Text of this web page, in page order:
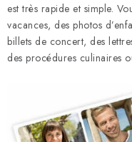
est très rapide et simple.
vacances, des photos
billets de concert, des
des procédures culinaires